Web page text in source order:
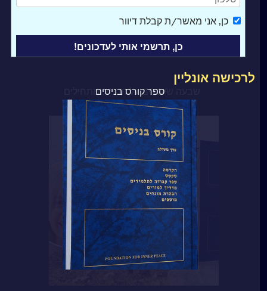
כן, אני מאשר/ת קבלת דיוור
לרכישה אונליין
ספר קורס בניסים